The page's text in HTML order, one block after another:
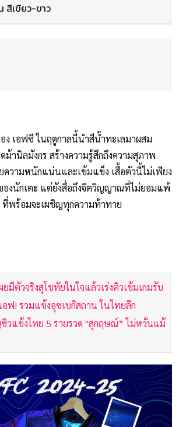
สีเขียว-ขาว⁣
ง เอฟซี ในฤดูกาลนี้นำสีน้ำทะเลมาผสม
ม้านิลมังกร สร้างความรู้สึกถึงความสุภาพ
ความหนักแน่นและเข้มแข็ง เสื้อตัวนี้ไม่เพียง
องนักเตะ แต่ยังสื่อถึงจิตวิญญาณที่ไม่ยอมแพ้
ที่พร้อมจะเผชิญทุกความท้าทาย⁣
มีตัวจริงสุโขทัยในใจแล้วเร่งติวเข้มเกมรับ
ฟ! รวมแข้งอุซเบกิสถาน ในไทยลีก
แข้งไทย 5 รายรวด "สุกฤษณ์” ไม่หวั่นแม้